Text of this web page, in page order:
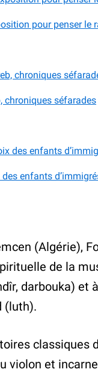
pour penser le
chroniques séfarades
enfants
(Algérie),
de la
darbouka) et
(luth).
classiques
violon et